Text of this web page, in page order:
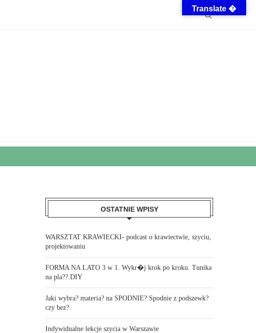
OSTATNIE WPISY
WARSZTAT KRAWIECKI- podcast o krawiectwie, szyciu,
projektowaniu
FORMA NA LATO 3 w 1. Wykr�j krok po kroku. Tunika
na pla??.DIY
Jaki wybra? materia? na SPODNIE? Spodnie z podszewk?
czy bez?
Indywidualne lekcje szycia w Warszawie
Translate �